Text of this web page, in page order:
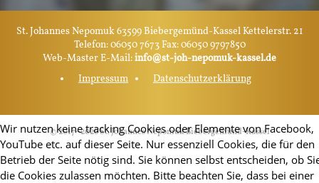
St. Johannes Nepomuk 63599 Biebergemünd-Kassel Kettelerstr. 21
Telefon: 06050 7673 Fax: 06050 9797850
Web-Master E-Mail:info@st-joh-nepomuk-kassel.de
Impressum
Datenschutzerklärung
© 2017–2026 St. Johannes Nepomuk Biebergemünd-Kassel
Wir nutzen keine tracking Cookies oder Elemente von Facebook,
YouTube etc. auf dieser Seite. Nur essenziell Cookies, die für den
Betrieb der Seite nötig sind. Sie können selbst entscheiden, ob
die Cookies zulassen möchten. Bitte beachten Sie, dass bei einer